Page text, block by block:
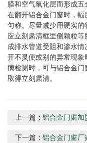
膜和空气氧化层而形成五
在翻开铝合金门窗时，
匀称。尽量减少用硬实的
应立刻肃清框里侧颗粒
成排水管道受阻和渗水
开不灵便或别的异常现
病检测时，可与铝合金
取得立刻肃清。
上一篇：铝合金门窗加
下一篇：铝合金门窗厂